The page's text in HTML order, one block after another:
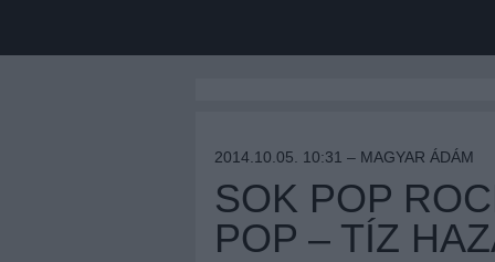
2014.10.05. 10:31 – MAGYAR ÁDÁM
SOK POP
POP – TÍZ